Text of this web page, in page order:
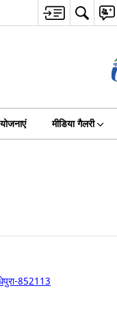
योजनाएं मीडिया गैलरी
852113